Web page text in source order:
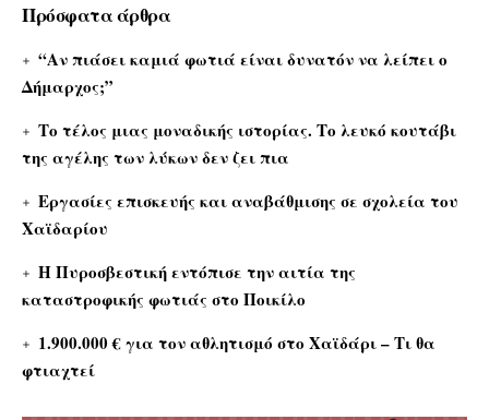
Πρόσφατα άρθρα
“Αν πιάσει καμιά φωτιά είναι δυνατόν να λείπει ο
Δήμαρχος;”
Το τέλος μιας μοναδικής ιστορίας. Το λευκό κουτάβι
της αγέλης των λύκων δεν ζει πια
Εργασίες επισκευής και αναβάθμισης σε σχολεία του
Χαϊδαρίου
Η Πυροσβεστική εντόπισε την αιτία της
καταστροφικής φωτιάς στο Ποικίλο
1.900.000 € για τον αθλητισμό στο Χαϊδάρι – Τι θα
φτιαχτεί